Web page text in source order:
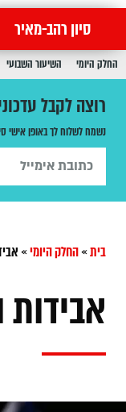
סיון רהב-מאיר
החלק היומי השיעור השבועי
רוצה לקבל
נשמח לשלוח לך באופן אישי
בית»החלק היומי»